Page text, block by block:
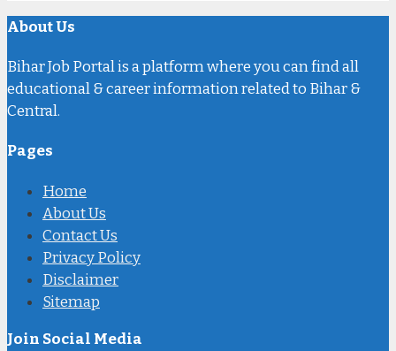
About Us
Bihar Job Portal is a platform where you can find all
educational & career information related to Bihar &
Central.
Pages
Home
About Us
Contact Us
Privacy Policy
Disclaimer
Sitemap
Join Social Media